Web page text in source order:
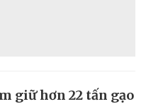
giữ hơn 22 tấn gạo